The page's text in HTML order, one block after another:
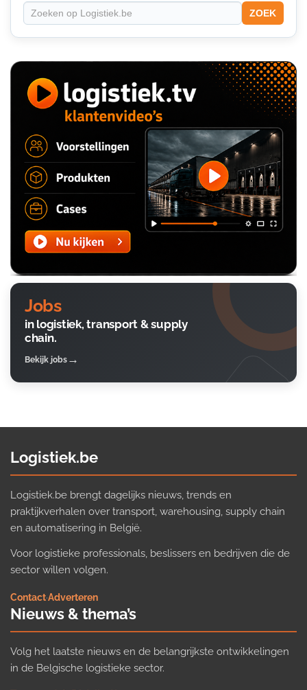
ZOEK
Jobs
in logistiek, transport & supply
chain.
Bekijk jobs
Logistiek.be
Logistiek.be brengt dagelijks nieuws, trends en
praktijkverhalen over transport, warehousing, supply chain
en automatisering in België.
Voor logistieke professionals, beslissers en bedrijven die de
sector willen volgen.
Contact·Adverteren
Nieuws & thema’s
Volg het laatste nieuws en de belangrijkste ontwikkelingen
in de Belgische logistieke sector.